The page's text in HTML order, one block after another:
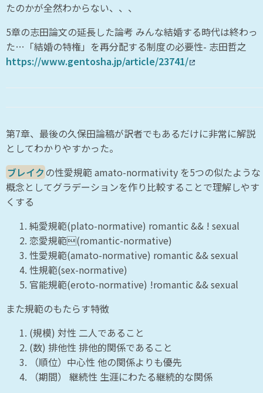
たのかが全然わからない、、、
5章の志田論文の延長した論考 みんな結婚する時代は終わっ
た…「結婚の特権」を再分配する制度の必要性- 志田哲之
https://www.gentosha.jp/article/23741/
第7章、最後の久保田論稿が訳者でもあるだけに非常に解説
としてわかりやすかった。
ブレイク の性愛規範 amato-normativity を5つの似たような
概念としてグラデーションを作り比較することで理解しやす
くする
純愛規範(plato-normative) romantic && ! sexual
恋愛規範(romantic-normative)
性愛規範(amato-normative) romantic && sexual
性規範(sex-normative)
官能規範(eroto-normative) !romantic && sexual
また規範のもたらす特徴
(規模) 対性 二人であること
(数) 排他性 排他的関係であること
（順位）中心性 他の関係よりも優先
（期間） 継続性 生涯にわたる継続的な関係